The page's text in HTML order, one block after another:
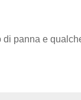
di panna e